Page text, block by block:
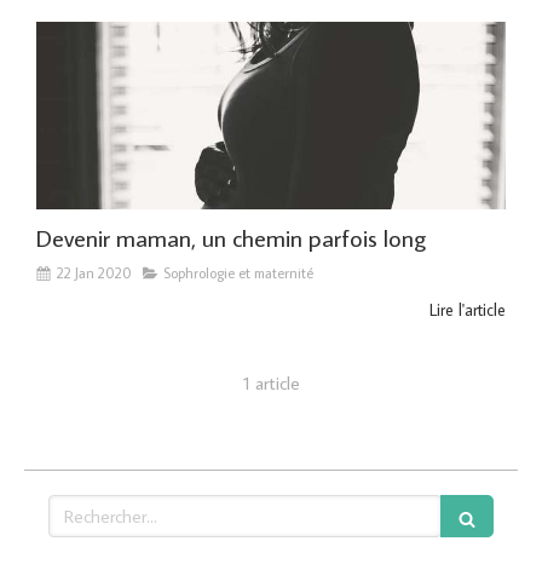
Devenir maman, un chemin parfois long
22 Jan 2020 Sophrologie et maternité
Lire l'article
1 article
Rechercher